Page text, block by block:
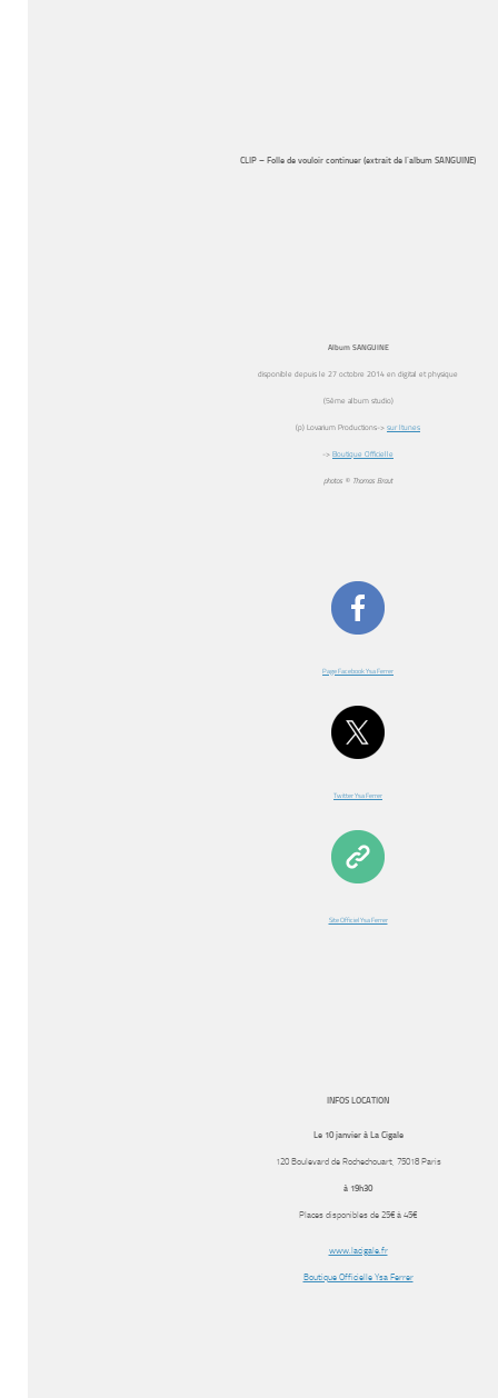
CLIP – Folle de vouloir continuer (extrait de l’album SANGUINE)
Album SANGUINE
disponible depuis le 27 octobre 2014 en digital et physique
(5ème album studio)
(p) Lovarium Productions-> sur Itunes
-> Boutique Officielle
photos © Thomas Braut
Page Facebook Ysa Ferrer
Twitter Ysa Ferrer
Site Officiel Ysa Ferrer
INFOS LOCATION
Le 10 janvier à La Cigale
120 Boulevard de Rochechouart, 75018 Paris
à 19h30
Places disponibles de 25€ à 45€
www.lacigale.fr
Boutique Officielle Ysa Ferrer